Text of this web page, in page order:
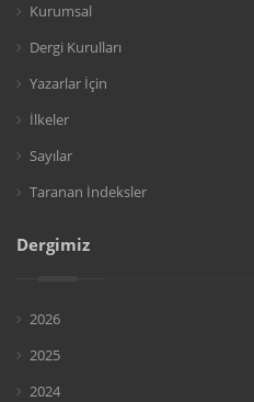
Kurumsal
Dergi Kurulları
Yazarlar İçin
İlkeler
Sayılar
Taranan İndeksler
Dergimiz
2026
2025
2024